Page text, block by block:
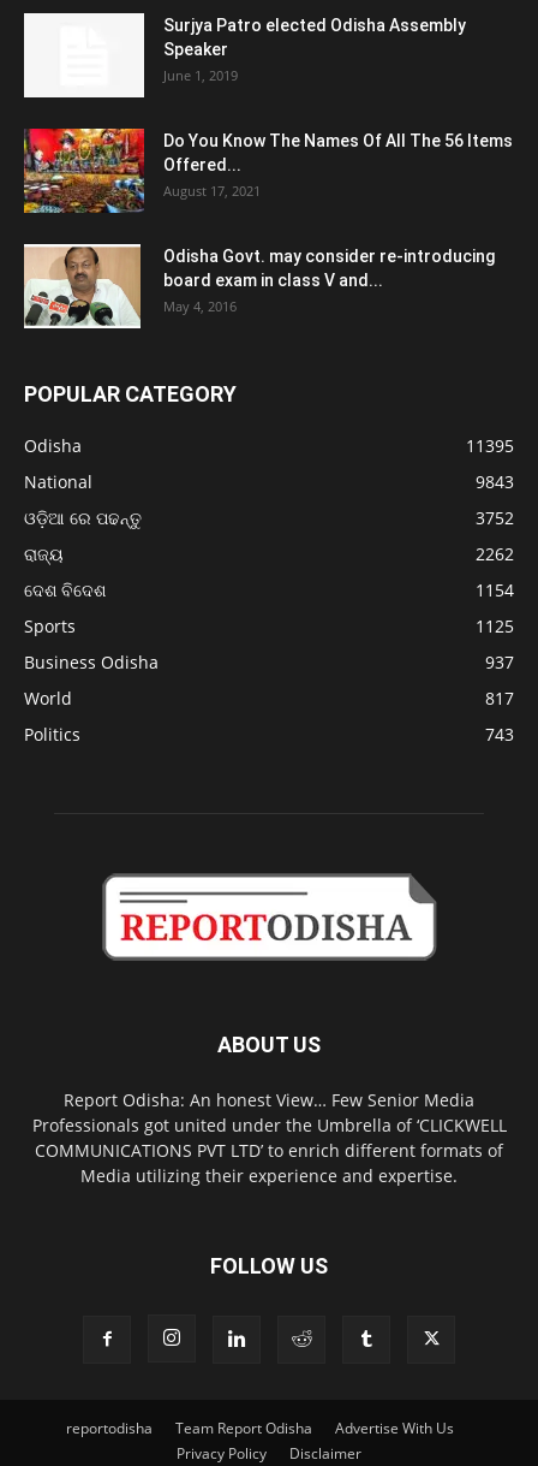
Surjya Patro elected Odisha Assembly
Speaker
June 1, 2019
Do You Know The Names Of All The 56 Items
Offered...
August 17, 2021
Odisha Govt. may consider re-introducing
board exam in class V and...
May 4, 2016
POPULAR CATEGORY
Odisha
11395
National
9843
ଓଡ଼ିଆ ରେ ପଢନ୍ତୁ
3752
ରାଜ୍ୟ
2262
ଦେଶ ବିଦେଶ
1154
Sports
1125
Business Odisha
937
World
817
Politics
743
ABOUT US
Report Odisha: An honest View… Few Senior Media
Professionals got united under the Umbrella of ‘CLICKWELL
COMMUNICATIONS PVT LTD’ to enrich different formats of
Media utilizing their experience and expertise.
FOLLOW US
reportodisha Team Report Odisha
Advertise With Us
Privacy Policy
Disclaimer